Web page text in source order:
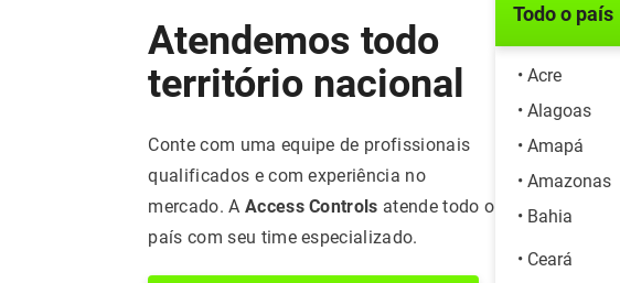
Atendemos todo
território nacional
Conte com uma equipe de profissionais
qualificados e com experiência no
mercado. A Access Controls atende todo o
país com seu time especializado.
Todo o país
• Acre
• Alagoas
• Amapá
• Amazonas
• Bahia
• Ceará